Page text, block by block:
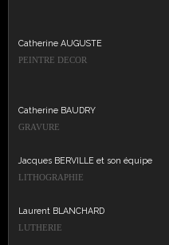
Catherine AUGUSTE
PEINTRE DECOR
Catherine BAUDRY
GRAVURE
Jacques BERVILLE et son équipe
LITHOGRAPHIE
Laurent BLANCHARD
LUTHERIE